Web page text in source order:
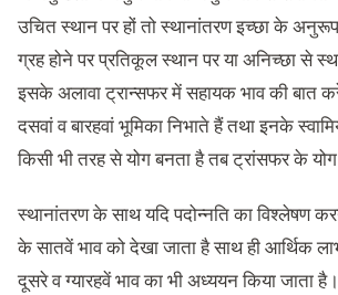
उचित स्थान पर हों तो स्थानांतरण इच्छा के
ग्रह होने पर प्रतिकूल स्थान पर या अनिच्छा से
इसके अलावा ट्रान्सफर में सहायक भाव की बात
दसवां व बारहवां भूमिका निभाते हैं तथा इनके
किसी भी तरह से योग बनता है तब ट्रांसफर के
स्थानांतरण के साथ यदि पदोन्नति का विश्लेषण
के सातवें भाव को देखा जाता है साथ ही आर्थिक
दूसरे व ग्यारहवें भाव का भी अध्ययन किया जाता